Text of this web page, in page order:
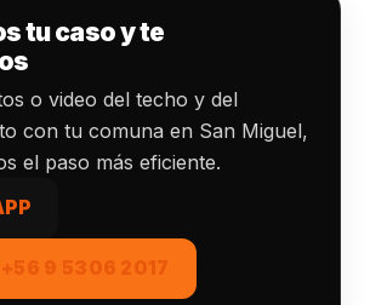
tu caso y te
o video del techo y del
con tu comuna en San Miguel,
el paso más eficiente.
+56 9 5306 2017